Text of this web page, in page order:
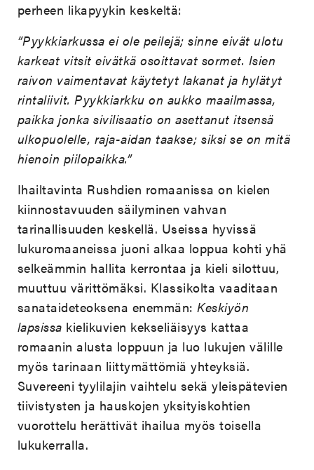
perheen likapyykin keskeltä:
”Pyykkiarkussa ei ole peilejä; sinne eivät ulotu
karkeat vitsit eivätkä osoittavat sormet. Isien
raivon vaimentavat käytetyt lakanat ja hylätyt
rintaliivit. Pyykkiarkku on aukko maailmassa,
paikka jonka sivilisaatio on asettanut itsensä
ulkopuolelle, raja-aidan taakse; siksi se on mitä
hienoin piilopaikka.”
Ihailtavinta Rushdien romaanissa on kielen
kiinnostavuuden säilyminen vahvan
tarinallisuuden keskellä. Useissa hyvissä
lukuromaaneissa juoni alkaa loppua kohti yhä
selkeämmin hallita kerrontaa ja kieli silottuu,
muuttuu värittömäksi. Klassikolta vaaditaan
sanataideteoksena enemmän:Keskiyön
lapsissa kielikuvien kekseliäisyys kattaa
romaanin alusta loppuun ja luo lukujen välille
myös tarinaan liittymättömiä yhteyksiä.
Suvereeni tyylilajin vaihtelu sekä yleispätevien
tiivistysten ja hauskojen yksityiskohtien
vuorottelu herättivät ihailua myös toisella
lukukerralla.